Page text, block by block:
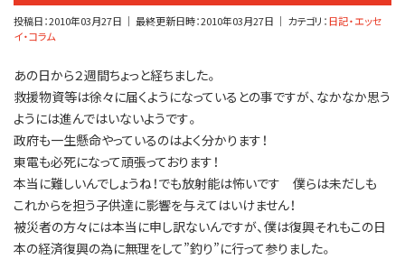
投稿日：2010年03月27日 ｜ 最終更新日時：2010年03月27日 ｜ カテゴリ：日記・エッセ
イ・コラム
あの日から２週間ちょっと経ちました。
救援物資等は徐々に届くようになっているとの事ですが、なかなか思う
ようには進んではいないようです。
政府も一生懸命やっているのはよく分かります！
東電も必死になって頑張っております！
本当に難しいんでしょうね！でも放射能は怖いです 僕らは未だしも
これからを担う子供達に影響を与えてはいけません！
被災者の方々には本当に申し訳ないんですが、僕は復興それもこの日
本の経済復興の為に無理をして”釣り”に行って参りました。